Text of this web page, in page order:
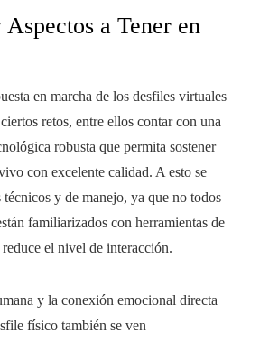
a Tener en
en marcha de los desfiles virtuales
retos, entre ellos contar con una
robusta que permita sostener
con excelente calidad. A esto se
técnicos y de manejo, ya que no todos
familiarizados con herramientas de
el nivel de interacción.
y la conexión emocional directa
físico también se ven